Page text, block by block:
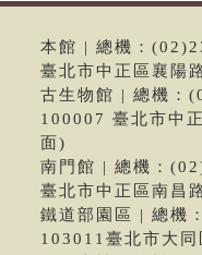
本館 | 總機：
臺北市中正區襄陽
古生物館 | 總機：
100007 臺北市中
面)
南門館 | 總機：
臺北市中正區南昌
鐵道部園區 | 總機
103011臺北市大